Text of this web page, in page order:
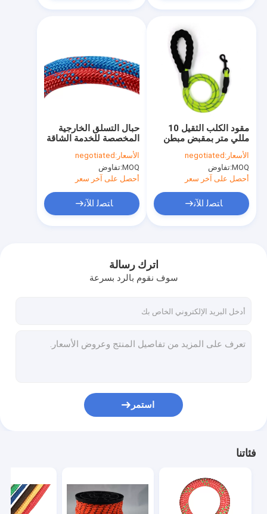
حبال التسلق الخارجية
المخصصة للخدمة الشاقة
الفلورية 3000 رطل
الأسعار: negotiated
MOQ: تفاوض
أحصل على آخر سعر
ﺎﺘﺼﻟ ﺍﻶﻧ
مقود الكلب الثقيل 10
مللي متر بمقبض مبطن
مريح وخيوط عاكسة
للغاية
الأسعار: negotiated
MOQ: تفاوض
أحصل على آخر سعر
ﺎﺘﺼﻟ ﺍﻶﻧ
اترك رسالة
سوف نقوم بالرد بسرعة
استمر
فئاتنا